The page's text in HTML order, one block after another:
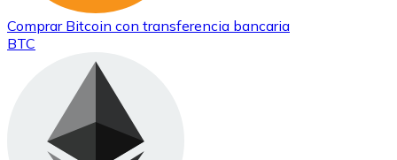
Comprar Bitcoin con transferencia bancaria
BTC